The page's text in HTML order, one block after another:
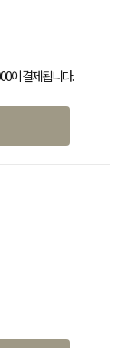
이 결제됩니다.